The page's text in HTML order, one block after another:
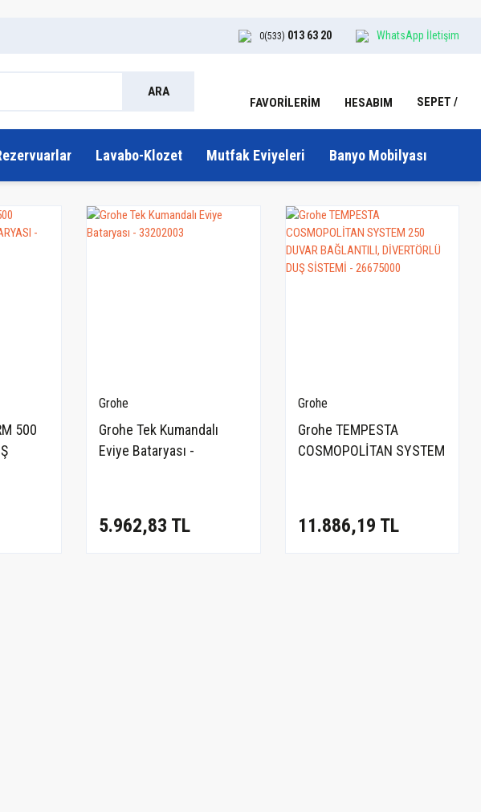
0(533) 013 63 20 WhatsApp İletişim
ARA
FAVORİLERİM HESABIM SEPET
Lavabo-Klozet Mutfak Eviyeleri Banyo Mobilyası
500
Grohe
Grohe Tek Kumandalı
Eviye Bataryası -
5.962,83 TL
Grohe
Grohe TEMPESTA
COSMOPOLİTAN SYSTEM
11.886,19 TL